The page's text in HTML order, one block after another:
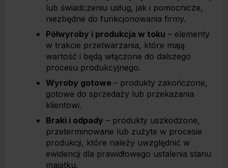
lub świadczeniu usług, jak i pomocnicze,
niezbędne do funkcjonowania firmy.
Półwyroby i produkcja w toku – elementy
w trakcie przetwarzania, które mają
wartość i będą włączone do dalszego
procesu produkcyjnego.
Wyroby gotowe – produkty zakończone,
gotowe do sprzedaży lub przekazania
klientowi.
Braki i odpady – produkty uszkodzone,
przeterminowane lub zużyte w procesie
produkcji, które należy uwzględnić w
ewidencji dla prawidłowego ustalenia stanu
majątku.